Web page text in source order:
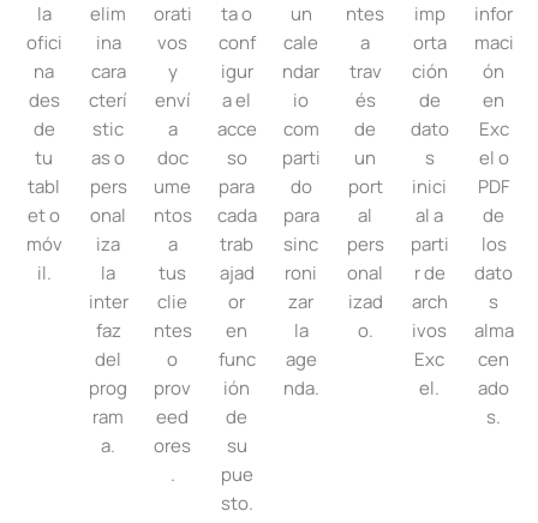
la
ofici
na
des
de
tu
tabl
et o
móv
il.
elim
ina
cara
cterí
stic
as o
pers
onal
iza
la
inter
faz
del
prog
ram
a.
orati
vos
y
enví
a
doc
ume
ntos
a
tus
clie
ntes
o
prov
eed
ores
.
ta o
conf
igur
a el
acce
so
para
cada
trab
ajad
or
en
func
ión
de
su
pue
sto.
un
cale
ndar
io
com
parti
do
para
sinc
roni
zar
la
age
nda.
ntes
a
trav
és
de
un
port
al
pers
onal
izad
o.
imp
orta
ción
de
dato
s
inici
al a
parti
r de
arch
ivos
Exc
el.
infor
maci
ón
en
Exc
el o
PDF
de
los
dato
s
alma
cen
ado
s.